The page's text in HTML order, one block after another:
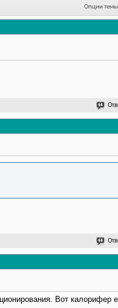
Опции темы
Вот калорифер